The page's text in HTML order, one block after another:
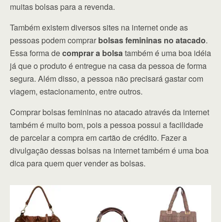
muitas bolsas para a revenda.
Também existem diversos sites na internet onde as
pessoas podem comprar bolsas femininas no atacado.
Essa forma decomprar a bolsatambém é uma boa idéia
já que o produto é entregue na casa da pessoa de forma
segura. Além disso, a pessoa não precisará gastar com
viagem, estacionamento, entre outros.
Comprar bolsas femininas no atacado através da internet
também é muito bom, pois a pessoa possui a facilidade
de parcelar a compra em cartão de crédito. Fazer a
divulgação dessas bolsas na internet também é uma boa
dica para quem quer vender as bolsas.